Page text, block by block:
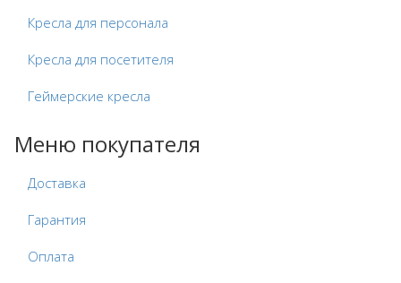
Кресла для персонала
Кресла для посетителя
Геймерские кресла
Меню покупателя
Доставка
Гарантия
Оплата